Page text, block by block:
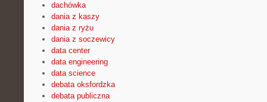
dachówka
dania z kaszy
dania z ryżu
dania z soczewicy
data center
data engineering
data science
debata oksfordzka
debata publiczna